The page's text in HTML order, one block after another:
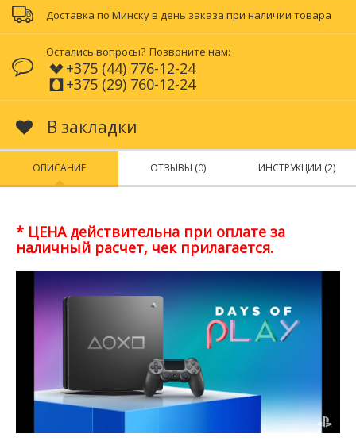
Доставка по Минску в день заказа при наличии товара
Остались вопросы? Позвоните нам:
+375 (44) 776-12-24
+375 (29) 760-12-24
В закладки
ОПИСАНИЕ ОТЗЫВЫ (0) ИНСТРУКЦИИ (2)
* ЦЕНА действительна при оплате за
наличный расчет, чек прилагается.